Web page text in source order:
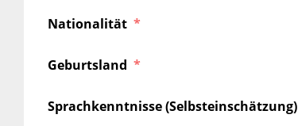
Nationalität
Geburtsland
Sprachkenntnisse (Selbsteinschätzung)